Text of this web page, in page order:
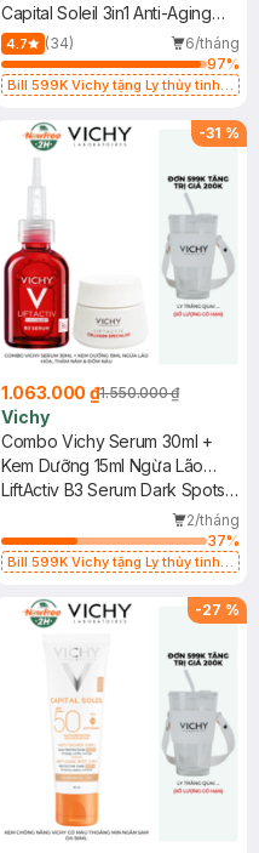
Capital Soleil 3in1 Anti-Aging
SPF50
4.7 (34)
6/tháng
97%
Bill 599K Vichy tặng Ly thủy tinh
-31 %
1.063.000 ₫1.550.000 ₫
Vichy
Combo Vichy Serum 30ml +
Kem Dưỡng 15ml Ngừa Lão
Hóa, Thâm Nám & Đốm Nâu
LiftActiv B3 Serum Dark Spots
& Wrinkles + Liftactiv Collagen
Specialist
2/tháng
37%
Bill 599K Vichy tặng Ly thủy tinh
-27 %